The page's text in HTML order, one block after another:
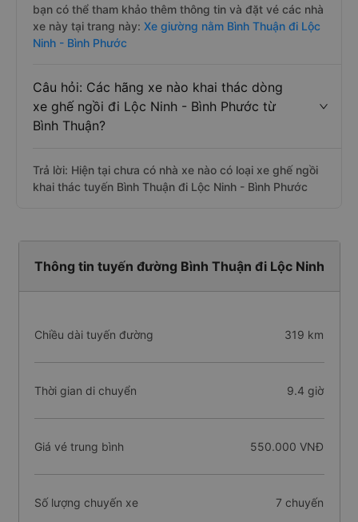
bạn có thể tham khảo thêm thông tin và đặt vé các nhà
xe này tại trang này: Xe giường nằm Bình Thuận đi Lộc
Ninh - Bình Phước
Câu hỏi: Các hãng xe nào khai thác dòng
xe ghế ngồi đi Lộc Ninh - Bình Phước từ
Bình Thuận?
Trả lời: Hiện tại chưa có nhà xe nào có loại xe ghế ngồi
khai thác tuyến Bình Thuận đi Lộc Ninh - Bình Phước
Thông tin tuyến đường Bình Thuận đi Lộc Ninh
Chiều dài tuyến đường 319 km
Thời gian di chuyển 9.4 giờ
Giá vé trung bình 550.000 VNĐ
Số lượng chuyến xe 7 chuyến